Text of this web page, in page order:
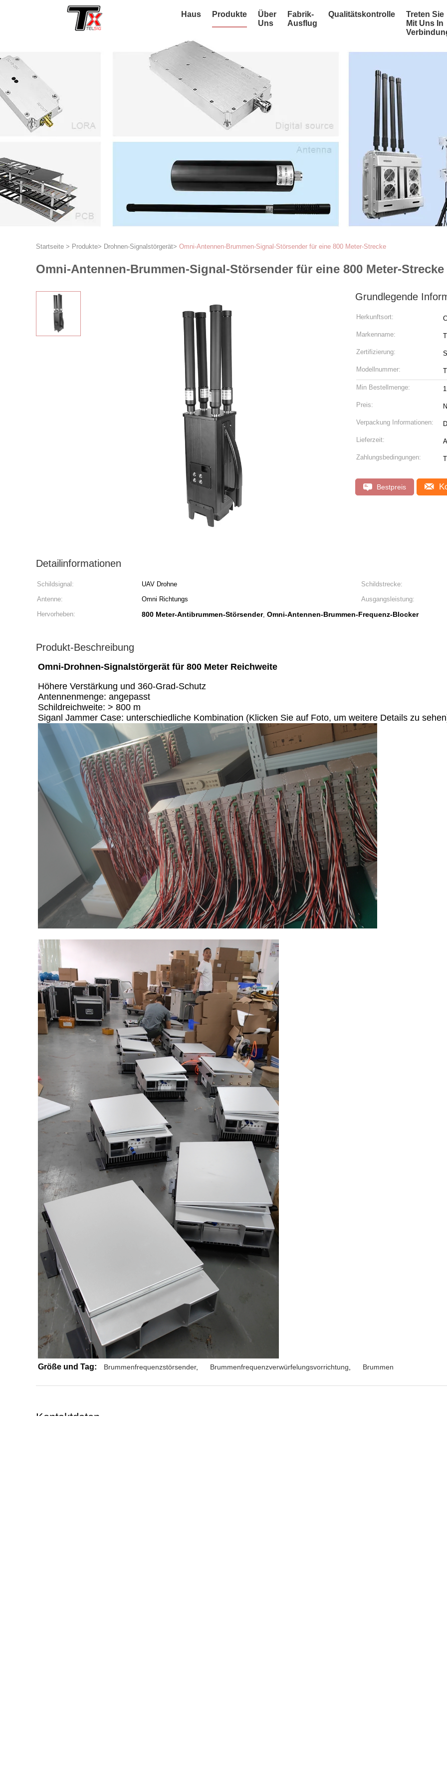
Haus Produkte
Über
Uns
Fabrik-
Ausflug
Qualitätskontrolle
Treten Sie
Mit Uns In
Startseite > Produkte> Drohnen-Signalstörgerät> Omni-Antennen-Brummen-Signal-Störsender für eine 800 Meter-Strecke
Omni-Antennen-Brummen-Signal-Störsender für eine 800 Meter-Strecke
Grundlegende
Herkunftsort:
Markenname:
Zertifizierung:
Modellnummer:
Min Bestellmenge: 1
Preis:
Verpackung Informationen:
Lieferzeit:
Zahlungsbedingungen:
Bestpreis
Detailinformationen
Schildsignal: UAV Drohne
Schildstrecke:
Antenne:
Omni Richtungs
Ausgangsleistung:
Hervorheben:
800 Meter-Antibrummen-Störsender, Omni-Antennen-Brummen-Frequenz-Blocker
Produkt-Beschreibung
Omni-Drohnen-Signalstörgerät für 800 Meter Reichweite
Höhere Verstärkung und 360-Grad-Schutz
Antennenmenge: angepasst
Schildreichweite: > 800 m
Siganl Jammer Case: unterschiedliche Kombination (Klicken Sie auf Foto, um weitere Details zu
Größe und Tag: Brummenfrequenzstörsender, Brummenfrequenzverwürfelungsvorrichtung Brummen
Kontaktdaten